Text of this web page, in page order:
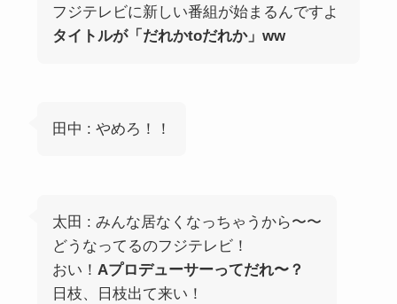
フジテレビに新しい番組が始まるんですよ
タイトルが「だれかtoだれか」ww
田中 : やめろ！！
太田 : みんな居なくなっちゃうから〜〜
どうなってるのフジテレビ！
おい！ Aプロデューサーってだれ〜？
日枝、日枝出て来い！